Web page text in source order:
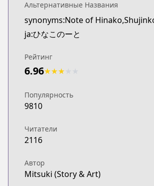
Альтернативные Названия
ja:ひなこのーと
Рейтинг
6.96★★★
Популярность
9810
Читатели
2116
Автор
Mitsuki (Story & Art)